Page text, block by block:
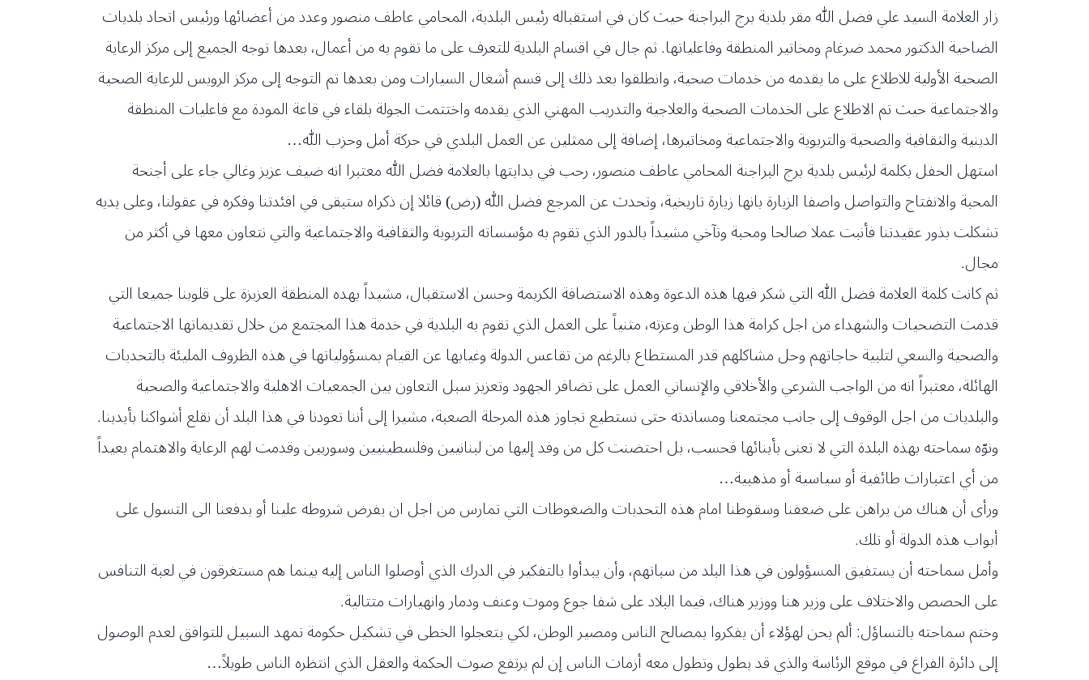
زار العلامة السيد علي فضل الله مقر بلدية برج البراجنة حيث كان في استقباله رئيس البلدية، المحامي عاطف منصور وعدد من أعضائها ورئيس اتحاد بلديات
الضاحية الدكتور محمد ضرغام ومخاتير المنطقة وفاعلياتها. ثم جال في اقسام البلدية للتعرف على ما تقوم به من أعمال، بعدها توجه الجميع إلى مركز الرعاية
الصحية الأولية للاطلاع على ما يقدمه من خدمات صحية، وانطلقوا بعد ذلك إلى قسم أشغال السيارات ومن بعدها تم التوجه إلى مركز الرويس للرعاية الصحية
والاجتماعية حيث تم الاطلاع على الخدمات الصحية والعلاجية والتدريب المهني الذي يقدمه واختتمت الجولة بلقاء في قاعة المودة مع فاعليات المنطقة
الدينية والثقافية والصحية والتربوية والاجتماعية ومخاتيرها، إضافة إلى ممثلين عن العمل البلدي في حركة أمل وحزب الله…
استهل الحفل بكلمة لرئيس بلدية برج البراجنة المحامي عاطف منصور، رحب في بدايتها بالعلامة فضل الله معتبرا انه ضيف عزيز وغالي جاء على أجنحة
المحبة والانفتاح والتواصل واصفا الزيارة بانها زيارة تاريخية، وتحدث عن المرجع فضل الله (رض) قائلا إن ذكراه ستبقى في افئدتنا وفكره في عقولنا، وعلى يديه
تشكلت بذور عقيدتنا فأنبت عملا صالحا ومحبة وتآخي مشيداً بالدور الذي تقوم به مؤسساته التربوية والثقافية والاجتماعية والتي نتعاون معها في أكثر من
مجال.
ثم كانت كلمة العلامة فضل الله التي شكر فيها هذه الدعوة وهذه الاستضافة الكريمة وحسن الاستقبال، مشيداً بهده المنطقة العزيزة على قلوبنا جميعا التي
قدمت التضحيات والشهداء من اجل كرامة هذا الوطن وعزته، مثنياً على العمل الذي تقوم به البلدية في خدمة هذا المجتمع من خلال تقديماتها الاجتماعية
والصحية والسعي لتلبية حاجاتهم وحل مشاكلهم قدر المستطاع بالرغم من تقاعس الدولة وغيابها عن القيام بمسؤولياتها في هذه الظروف المليئة بالتحديات
الهائلة، معتبراً انه من الواجب الشرعي والأخلاقي والإنساني العمل على تضافر الجهود وتعزيز سبل التعاون بين الجمعيات الاهلية والاجتماعية والصحية
والبلديات من اجل الوقوف إلى جانب مجتمعنا ومساندته حتى نستطيع تجاوز هذه المرحلة الصعبة، مشيرا إلى أننا تعودنا في هذا البلد أن نقلع أشواكنا بأيدينا.
ونوّه سماحته بهذه البلدة التي لا تعنى بأبنائها فحسب، بل احتضنت كل من وفد إليها من لبنانيين وفلسطينيين وسوريين وقدمت لهم الرعاية والاهتمام بعيداً
من أي اعتبارات طائفية أو سياسية أو مذهبية…
ورأى أن هناك من يراهن على ضعفنا وسقوطنا امام هذه التحديات والضغوطات التي تمارس من اجل ان يفرض شروطه علينا أو يدفعنا الى التسول على
أبواب هذه الدولة أو تلك.
وأمل سماحته أن يستفيق المسؤولون في هذا البلد من سباتهم، وأن يبدأوا بالتفكير في الدرك الذي أوصلوا الناس إليه بينما هم مستغرقون في لعبة التنافس
على الحصص والاختلاف على وزير هنا ووزير هناك، فيما البلاد على شفا جوع وموت وعنف ودمار وانهيارات متتالية.
وختم سماحته بالتساؤل: ألم يحن لهؤلاء أن يفكروا بمصالح الناس ومصير الوطن، لكي يتعجلوا الخطى في تشكيل حكومة تمهد السبيل للتوافق لعدم الوصول
إلى دائرة الفراغ في موقع الرئاسة والذي قد يطول وتطول معه أزمات الناس إن لم يرتفع صوت الحكمة والعقل الذي انتظره الناس طويلاً…